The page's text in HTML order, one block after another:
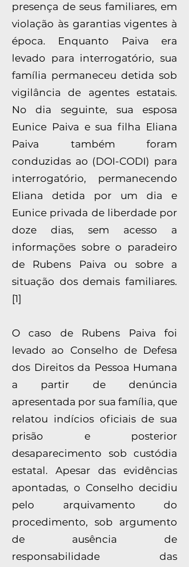
presença de seus familiares, em
violação às garantias vigentes à
época. Enquanto Paiva era
levado para interrogatório, sua
família permaneceu detida sob
vigilância de agentes estatais.
No dia seguinte, sua esposa
Eunice Paiva e sua filha Eliana
Paiva também foram
conduzidas ao (DOI-CODI) para
interrogatório, permanecendo
Eliana detida por um dia e
Eunice privada de liberdade por
doze dias, sem acesso a
informações sobre o paradeiro
de Rubens Paiva ou sobre a
situação dos demais familiares.
[1]
O caso de Rubens Paiva foi
levado ao Conselho de Defesa
dos Direitos da Pessoa Humana
a partir de denúncia
apresentada por sua família, que
relatou indícios oficiais de sua
prisão e posterior
desaparecimento sob custódia
estatal. Apesar das evidências
apontadas, o Conselho decidiu
pelo arquivamento do
procedimento, sob argumento
de ausência de
responsabilidade das